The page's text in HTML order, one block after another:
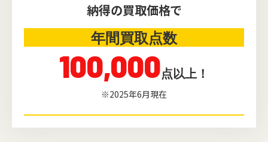
納得の買取価格で
年間買取点数
100,000点以上！
※2025年6月現在